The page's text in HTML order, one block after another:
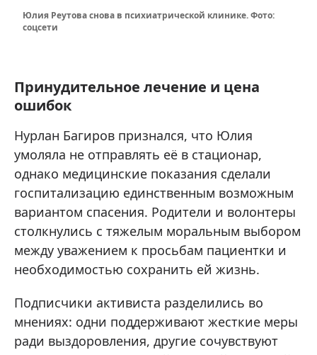
Юлия Реутова снова в психиатрической клинике. Фото:
соцсети
Принудительное лечение и цена
ошибок
Нурлан Багиров признался, что Юлия
умоляла не отправлять её в стационар,
однако медицинские показания сделали
госпитализацию единственным возможным
вариантом спасения. Родители и волонтеры
столкнулись с тяжелым моральным выбором
между уважением к просьбам пациентки и
необходимостью сохранить ей жизнь.
Подписчики активиста разделились во
мнениях: одни поддерживают жесткие меры
ради выздоровления, другие сочувствуют